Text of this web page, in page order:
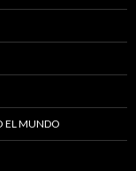
EL MUNDO